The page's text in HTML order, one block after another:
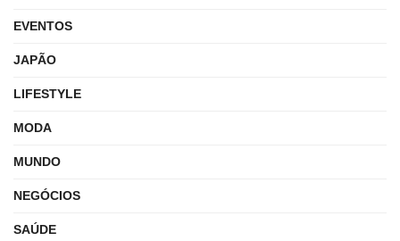
EVENTOS
JAPÃO
LIFESTYLE
MODA
MUNDO
NEGÓCIOS
SAÚDE